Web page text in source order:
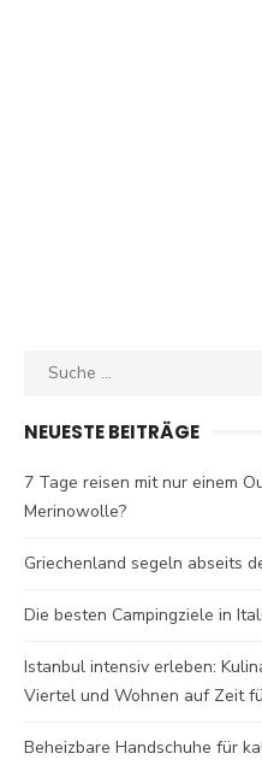
Search
NEUESTE BEITRÄGE
7 Tage reisen mit nur einem
Merinowolle?
Griechenland segeln abseits
Die besten Campingziele in
Istanbul intensiv erleben:
Viertel und Wohnen auf Zeit
Beheizbare Handschuhe für